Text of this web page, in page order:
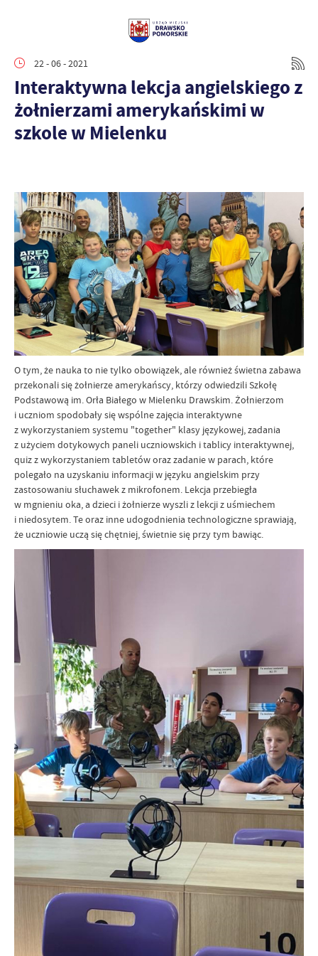
22 - 06 - 2021
Interaktywna lekcja angielskiego z
żołnierzami amerykańskimi w
szkole w Mielenku
O tym, że nauka to nie tylko obowiązek, ale również świetna zabawa
przekonali się żołnierze amerykańscy, którzy odwiedzili Szkołę
Podstawową im. Orła Białego w Mielenku Drawskim. Żołnierzom
i uczniom spodobały się wspólne zajęcia interaktywne
z wykorzystaniem systemu "together" klasy językowej, zadania
z użyciem dotykowych paneli uczniowskich i tablicy interaktywnej,
quiz z wykorzystaniem tabletów oraz zadanie w parach, które
polegało na uzyskaniu informacji w języku angielskim przy
zastosowaniu słuchawek z mikrofonem. Lekcja przebiegła
w mgnieniu oka, a dzieci i żołnierze wyszli z lekcji z uśmiechem
i niedosytem. Te oraz inne udogodnienia technologiczne sprawiają,
że uczniowie uczą się chętniej, świetnie się przy tym bawiąc.